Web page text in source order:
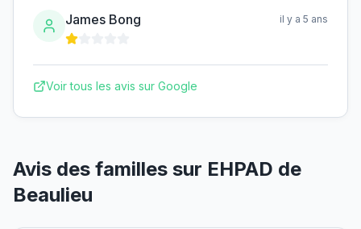
James Bong il y a 5 ans
Voir tous les avis sur Google
Avis des familles sur EHPAD de
Beaulieu